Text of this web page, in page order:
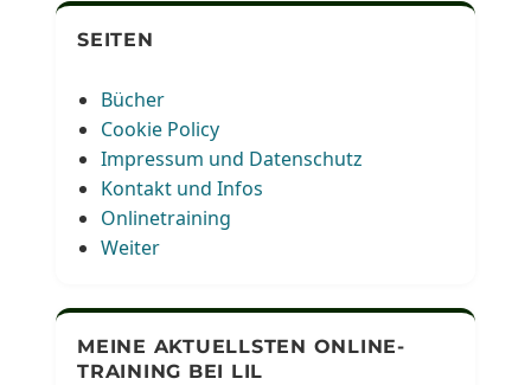
SEITEN
Bücher
Cookie Policy
Impressum und Datenschutz
Kontakt und Infos
Onlinetraining
Weiter
MEINE AKTUELLSTEN ONLINE-
TRAINING BEI LIL